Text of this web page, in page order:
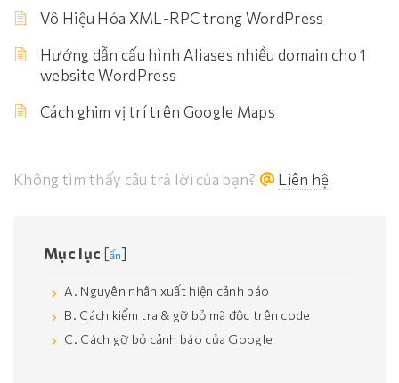
Vô Hiệu Hóa XML-RPC trong WordPress
Hướng dẫn cấu hình Aliases nhiều domain cho 1
website WordPress
Cách ghim vị trí trên Google Maps
Không tìm thấy câu trả lời của bạn? Liên hệ
Mục lục [ẩn]
A. Nguyên nhân xuất hiện cảnh báo
B. Cách kiểm tra & gỡ bỏ mã độc trên code
C. Cách gỡ bỏ cảnh báo của Google